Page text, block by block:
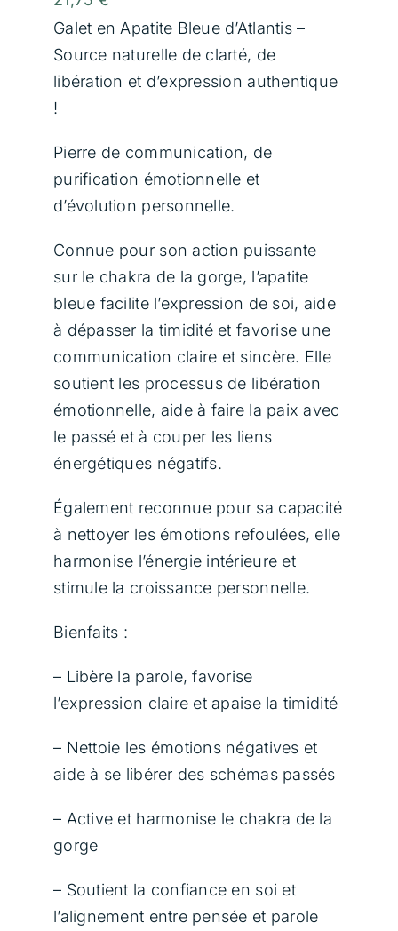
Communication Animale
Soins Magnétisme
Rituels
Formations
Boutique
Témoignages
Contact
Galet en Apatite Bleue d’Atlantis –
Source naturelle de clarté, de
libération et d’expression authentique
!
Pierre de communication, de
purification émotionnelle et
d’évolution personnelle.
Connue pour son action puissante
sur le chakra de la gorge, l’apatite
bleue facilite l’expression de soi, aide
à dépasser la timidité et favorise une
communication claire et sincère. Elle
soutient les processus de libération
émotionnelle, aide à faire la paix avec
le passé et à couper les liens
énergétiques négatifs.
Également reconnue pour sa capacité
à nettoyer les émotions refoulées, elle
harmonise l’énergie intérieure et
stimule la croissance personnelle.
Bienfaits :
– Libère la parole, favorise
l’expression claire et apaise la timidité
– Nettoie les émotions négatives et
aide à se libérer des schémas passés
– Active et harmonise le chakra de la
gorge
– Soutient la confiance en soi et
l’alignement entre pensée et parole